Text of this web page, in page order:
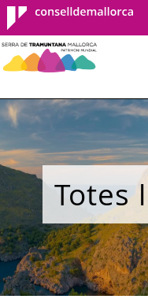
Consell de
Mallorca
Totes